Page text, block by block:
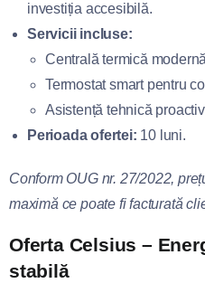
investiția accesibilă.
Servicii incluse:
Centrală termică
Termostat smart pentru
Asistență tehnică
Perioada ofertei: 10 luni.
Conform OUG nr. 27/2022,
maximă ce poate fi facturată
Oferta Celsius –
stabilă